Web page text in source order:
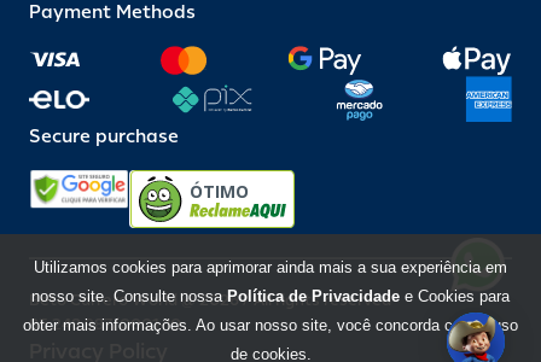
Payment Methods
Secure purchase
ÓTIMO
Beto Carrero World @ 2026 / All rights reserved
85.248.987/0001-10
Utilizamos cookies para aprimorar ainda mais a sua experiência em
nosso site. Consulte nossa Política de Privacidade e Cookies para
obter mais informações. Ao usar nosso site, você concorda com o uso
de cookies.